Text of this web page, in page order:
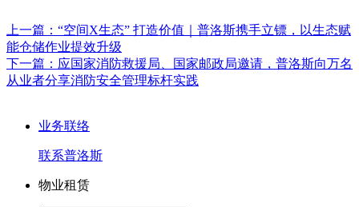
上一篇： “空间X生态” 打造价值｜普洛斯携手立镖，以生态赋
能仓储作业提效升级
下一篇： 应国家消防救援局、国家邮政局邀请，普洛斯向万名
从业者分享消防安全管理标杆实践
业务联络
联系普洛斯
物业租赁